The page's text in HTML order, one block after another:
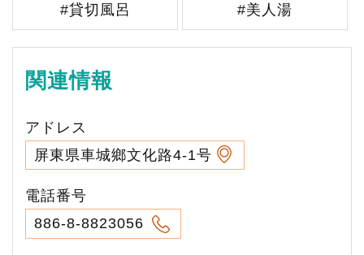
#貸切風呂 #美人湯
関連情報
アドレス
屏東県車城鄉文化路4-1号
電話番号
886-8-8823056